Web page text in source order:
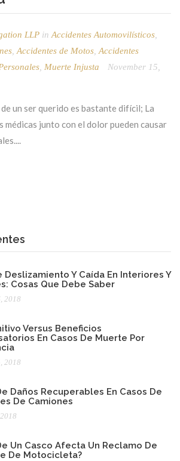
LLP in Accidentes Automovilísticos
Accidentes de Motos Accidentes
Muerte Injusta
November 15,
un ser querido es bastante difícil; La
médicas junto con el dolor pueden causar
Deslizamiento Y Caída En Interiores Y
Cosas Que Debe Saber
2018
Versus Beneficios
En Casos De Muerte Por
2018
Daños Recuperables En Casos De
De Camiones
Un Casco Afecta Un Reclamo De
De Motocicleta?